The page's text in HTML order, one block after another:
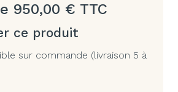
950,00 € TTC
ce produit
sur commande (livraison 5 à